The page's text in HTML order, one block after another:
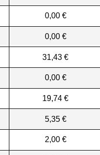
0,00 €
0,00 €
31,43 €
0,00 €
19,74 €
5,35 €
2,00 €